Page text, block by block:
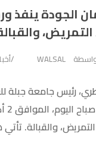
الجودة ينفذ
WALSAL
رئيس جامعة
التمريض، والقبالة.